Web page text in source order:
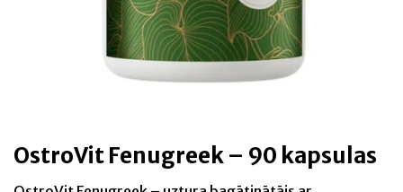
OstroVit Fenugreek – 90 kapsulas